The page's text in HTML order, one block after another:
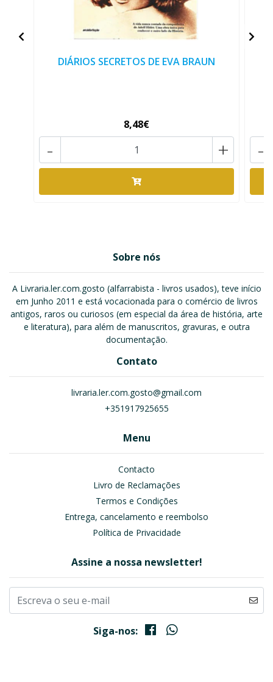
DIÁRIOS SECRETOS DE EVA BRAUN
8,48€
+
- -
Sobre nós
A Livraria.ler.com.gosto (alfarrabista - livros usados), teve início
em Junho 2011 e está vocacionada para o comércio de livros
antigos, raros ou curiosos (em especial da área de história, arte
e literatura), para além de manuscritos, gravuras, e outra
documentação.
Contato
livraria.ler.com.gosto@gmail.com
+351917925655
Menu
Contacto
Livro de Reclamações
Termos e Condições
Entrega, cancelamento e reembolso
Política de Privacidade
Assine a nossa newsletter!
Siga-nos: